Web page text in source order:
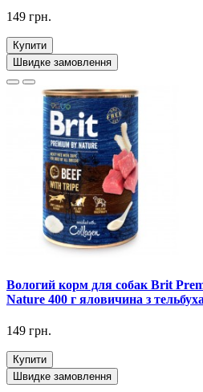
149 грн.
Купити
Швидке замовлення
Вологий корм для собак Brit
Nature 400 г яловичина з
149 грн.
Купити
Швидке замовлення